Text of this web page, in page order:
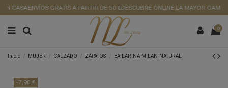
CASAENVÍOS GRATIS A PARTIR DE 50 €DESCUBRE ONLINE LA MAYOR GAMA
0
Inicio MUJER CALZADO ZAPATOS BAILARINA MILAN NATURAL
-7,90 €